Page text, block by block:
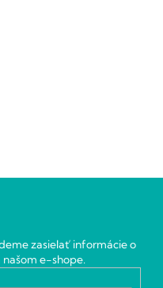
zasielať informácie o
e-shope.